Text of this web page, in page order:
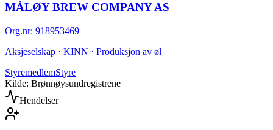
MÅLØY BREW COMPANY AS
Org.nr: 918953469
Aksjeselskap · KINN · Produksjon av øl
StyremedlemStyre
Kilde: Brønnøysundregistrene
Hendelser